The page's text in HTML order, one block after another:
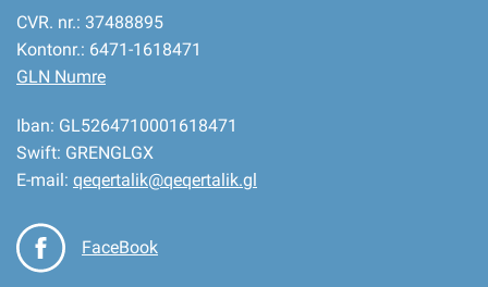
CVR. nr.: 37488895
Kontonr.: 6471-1618471
GLN Numre
Iban: GL5264710001618471
Swift: GRENGLGX
E-mail: qeqertalik@qeqertalik.gl
FaceBook